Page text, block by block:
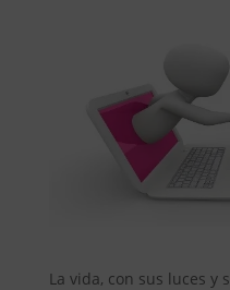
La vida, con sus luces y